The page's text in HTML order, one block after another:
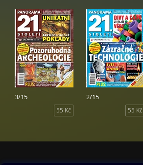
3/15
55 Kč
2/15
55 Kč